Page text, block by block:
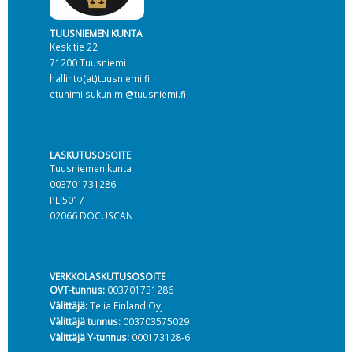
TUUSNIEMEN KUNTA
Keskitie 22
71200 Tuusniemi
hallinto(at)tuusniemi.fi
etunimi.sukunimi@tuusniemi.fi
LASKUTUSOSOITE
Tuusniemen kunta
003701731286
PL 5017
02066 DOCUSCAN
VERKKOLASKUTUSOSOITE
OVT-tunnus:003701731286
Välittäjä:Telia Finland Oyj
Välittäjä tunnus:003703575029
Välittäjä Y-tunnus:000173128-6